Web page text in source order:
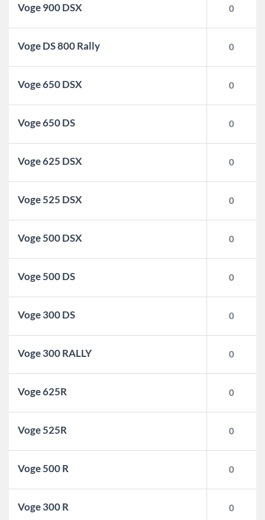
Voge 900 DSX 0
Voge DS 800 Rally 0
Voge 650 DSX 0
Voge 650 DS 0
Voge 625 DSX 0
Voge 525 DSX 0
Voge 500 DSX 0
Voge 500 DS 0
Voge 300 DS 0
Voge 300 RALLY 0
Voge 625R 0
Voge 525R 0
Voge 500 R 0
Voge 300 R 0